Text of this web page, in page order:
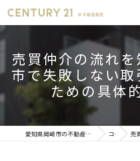
売買仲介の流れ
市で失敗しない取
ための具体
愛知県岡崎市の不動産売却ならセンチュリー21 W不動産販売 コラム 売買仲